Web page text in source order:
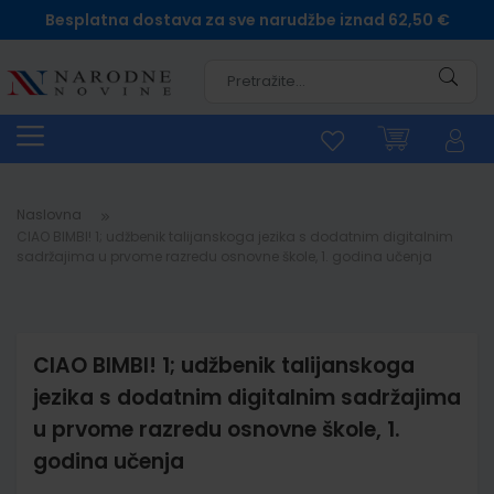
Besplatna dostava za sve narudžbe iznad 62,50 €
Naslovna
CIAO BIMBI! 1; udžbenik talijanskoga
jezika s dodatnim digitalnim sadržajima
u prvome razredu osnovne škole, 1.
godina učenja